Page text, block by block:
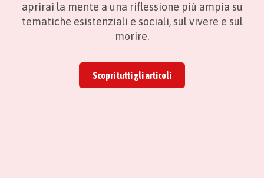
aprirai la mente a una riflessione più ampia su
tematiche esistenziali e sociali, sul vivere e sul
morire.
Scopri tutti gli articoli